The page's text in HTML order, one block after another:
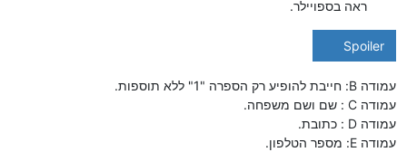
ראה בספויילר.
Spoiler
עמודה B: חייבת להופיע רק הספרה "1" ללא תוספות.
עמודה C : שם ושם משפחה.
עמודה D : כתובת.
עמודה E: מספר הטלפון.